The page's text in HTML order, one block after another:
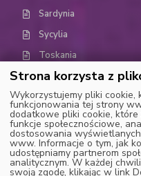
Sardynia
Sycylia
Toskania
Trydent-Górna Adyga
Umbria
Dolina Aosty
Wenecja Euganejska
Strona korzysta z
Wykorzystujemy pliki cookie,
funkcjonowania tej strony
dodatkowe pliki cookie,
funkcje społecznościowe,
dostosowania
www. Informacje o tym, jak
udostępniamy partnerom
analitycznym. W każdej
swoją zgodę, klikając w link